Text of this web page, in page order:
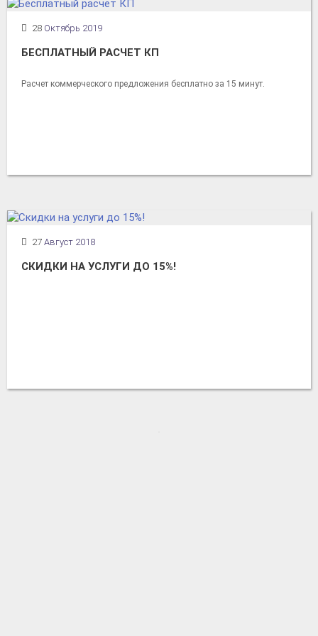
28 Октябрь 2019
БЕСПЛАТНЫЙ РАСЧЕТ КП
Расчет коммерческого предложения бесплатно за 15 минут.
27 Август 2018
СКИДКИ НА УСЛУГИ ДО 15%!